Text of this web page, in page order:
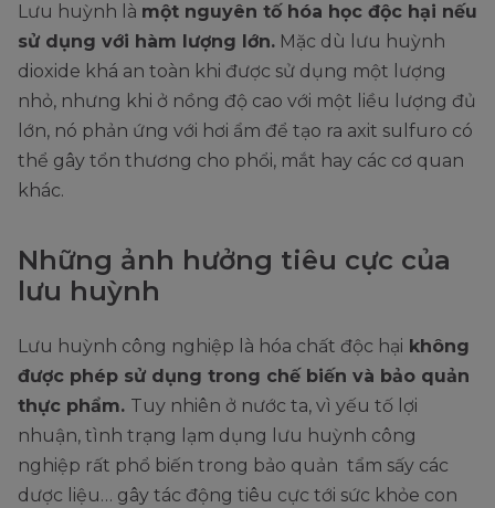
Lưu huỳnh là một nguyên tố hóa học độc hại nếu
sử dụng với hàm lượng lớn. Mặc dù lưu huỳnh
dioxide khá an toàn khi được sử dụng một lượng
nhỏ, nhưng khi ở nồng độ cao với một liều lượng đủ
lớn, nó phản ứng với hơi ẩm để tạo ra axit sulfuro có
thể gây tổn thương cho phổi, mắt hay các cơ quan
khác.
Những ảnh hưởng tiêu cực của
lưu huỳnh
Lưu huỳnh công nghiệp là hóa chất độc hại không
được phép sử dụng trong chế biến và bảo quản
thực phẩm. Tuy nhiên ở nước ta, vì yếu tố lợi
nhuận, tình trạng lạm dụng lưu huỳnh công
nghiệp rất phổ biến trong bảo quản tẩm sấy các
dược liệu… gây tác động tiêu cực tới sức khỏe con